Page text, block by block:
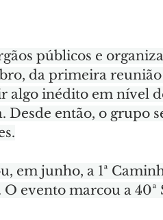
públicos e
da primeira
algo inédito em nível
então, o grupo
em junho, a 1ª
evento marcou a